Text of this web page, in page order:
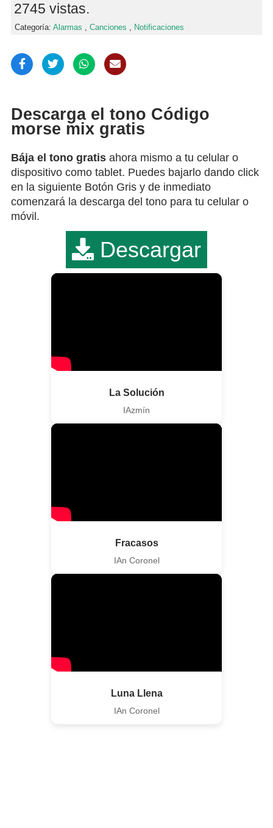
2745 vistas.
Categoría: Alarmas , Canciones , Notificaciones
Descarga el tono Código
morse mix gratis
Bája el tono gratis ahora mismo a tu celular o
dispositivo como tablet. Puedes bajarlo dando click
en la siguiente Botón Gris y de inmediato
comenzará la descarga del tono para tu celular o
móvil.
Descargar
La Solución
IAzmín
Fracasos
IAn Coronel
Luna Llena
IAn Coronel